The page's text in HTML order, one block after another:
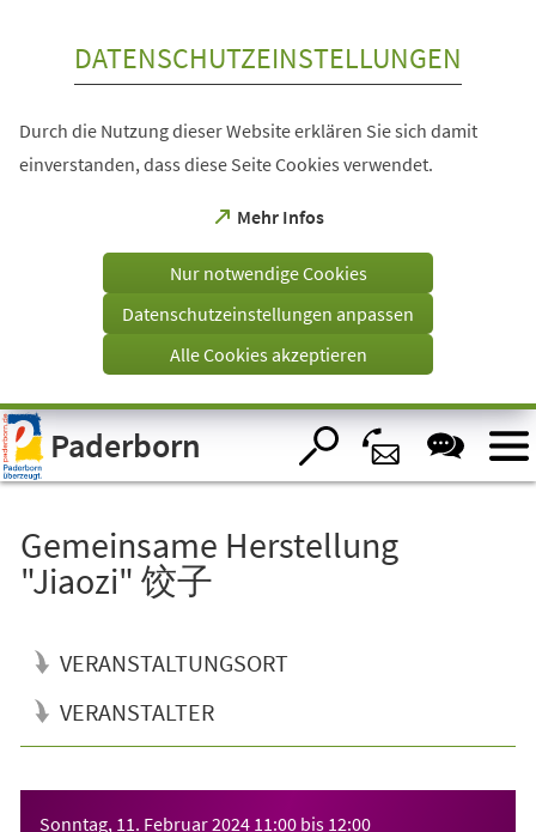
Visuelle
Assistenzsoftware
öffnen.
DATENSCHUTZEINSTELLUNGEN
Durch die Nutzung dieser Website erklären Sie sich damit
einverstanden, dass diese Seite Cookies verwendet.
Mehr Infos
(Öffnet
einem
Tab)
Nur notwendige Cookies
Datenschutzeinstellungen anpassen
Alle Cookies akzeptieren
Paderborn
Gemeinsame Herstellung
"Jiaozi" 饺子
VERANSTALTUNGSORT
VERANSTALTER
Sonntag, 11. Februar 2024 11:00 bis 12:00